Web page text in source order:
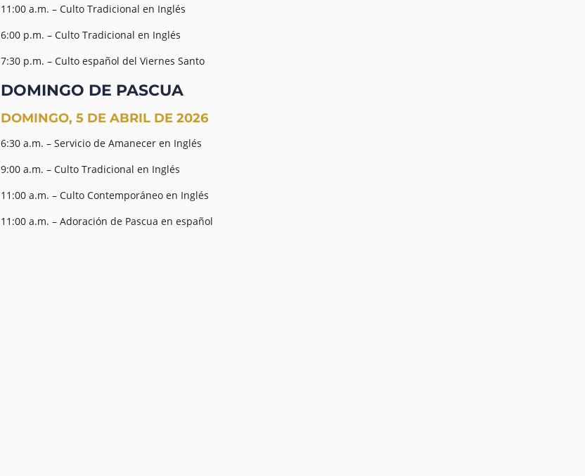
11:00 a.m. – Culto Tradicional en Inglés
6:00 p.m. – Culto Tradicional en Inglés
7:30 p.m. – Culto español del Viernes Santo
DOMINGO DE PASCUA
DOMINGO, 5 DE ABRIL DE 2026
6:30 a.m. – Servicio de Amanecer en Inglés
9:00 a.m. – Culto Tradicional en Inglés
11:00 a.m. – Culto Contemporáneo en Inglés
11:00 a.m. – Adoración de Pascua en español